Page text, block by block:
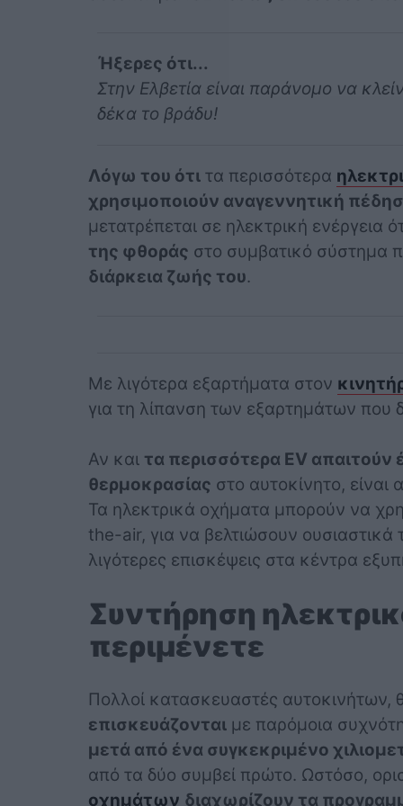
Ήξερες ότι...
Στην Ελβετία είναι παράνομο να
δέκα το βράδυ!
Λόγω του ότιτα περισσότερα
χρησιμοποιούν αναγεννητική
μετατρέπεται σε ηλεκτρική ενέργεια
της φθοράς στο συμβατικό σύστημα
διάρκεια ζωής του.
Με λιγότερα εξαρτήματα στον
για τη λίπανση των εξαρτημάτων που
Αν και τα περισσότερα EV απαιτούν
θερμοκρασίας στο αυτοκίνητο,
Τα ηλεκτρικά οχήματα μπορούν να
the-air, για να βελτιώσουν
λιγότερες επισκέψεις στα κέντρα
Συντήρηση
περιμένετε
Πολλοί κατασκευαστές αυτοκινήτων,
επισκευάζονταιμε παρόμοια
μετά από ένα συγκεκριμένο
από τα δύο συμβεί πρώτο. Ωστόσο,
οχημάτων διαχωρίζουν τα